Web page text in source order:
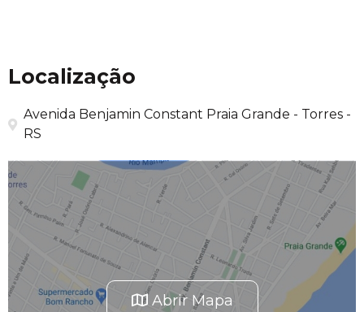
Localização
Avenida Benjamin Constant Praia Grande - Torres -
RS
Abrir Mapa